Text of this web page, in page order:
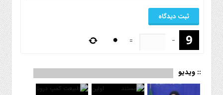
−
=
:: ویدیو